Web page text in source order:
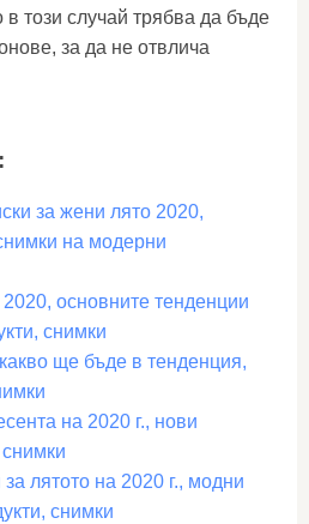
този случай трябва да бъде
за да не отвлича
за жени лято 2020,
на модерни
основните тенденции
снимки
ще бъде в тенденция,
на 2020 г., нови
лятото на 2020 г., модни
снимки